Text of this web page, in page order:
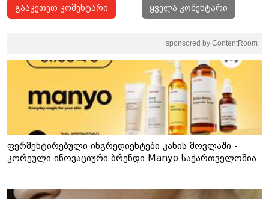
გააკეთეთ კომენტარი ყველა კომენტარი
sponsored by ContentRoom
ფერმენტირებული ინგრედიენტები კანის მოვლაში -
კორეული ინოვაციური ბრენდი Manyo საქართველოშია